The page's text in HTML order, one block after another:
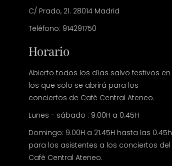
C/ Prado, 21. 28014 Madrid
Teléfono: 914291750
Horario
Abierto todos los días salvo festivos en
los que solo se abrirá para los
conciertos de Café Central Ateneo.
Lunes - sábado : 9.00H a 0.45H
Domingo: 9.00H a 21.45H hasta las 0.45h
para los asistentes a los conciertos del
Café Central Ateneo.